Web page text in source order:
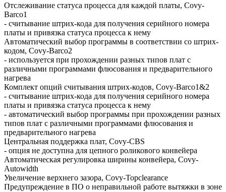
Отслеживание статуса процесса для каждой платы, Covy-
Barco1
- считывание штрих-кода для получения серийного номера
платы и привязка статуса процесса к нему
Автоматический выбор программы в соответствии со штрих-
кодом, Covy-Barco2
- используется при прохождении разных типов плат с
различными программами флюсования и предварительного
нагрева
Комплект опций считывания штрих-кодов, Covy-Barco1&2
- считывание штрих-кода для получения серийного номера
платы и привязка статуса процесса к нему
- автоматический выбор программы при прохождении разных
типов плат с различными программами флюсования и
предварительного нагрева
Центральная поддержка плат, Covy-CBS
- опция не доступна для цепного роликового конвейера
Автоматическая регулировка ширины конвейера, Covy-
Autowidth
Увеличение верхнего зазора, Covy-Topclearance
Предупреждение в ПО о неправильной работе вытяжки в зоне